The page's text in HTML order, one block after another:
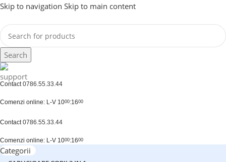
Skip to navigation Skip to main content
Search
Contact0786.55.33.44
Comenzi online: L-V 1000:1600
Contact0786.55.33.44
Comenzi online: L-V 1000:1600
Categorii